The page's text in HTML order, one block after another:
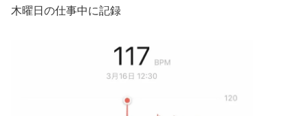
木曜日の仕事中に記録